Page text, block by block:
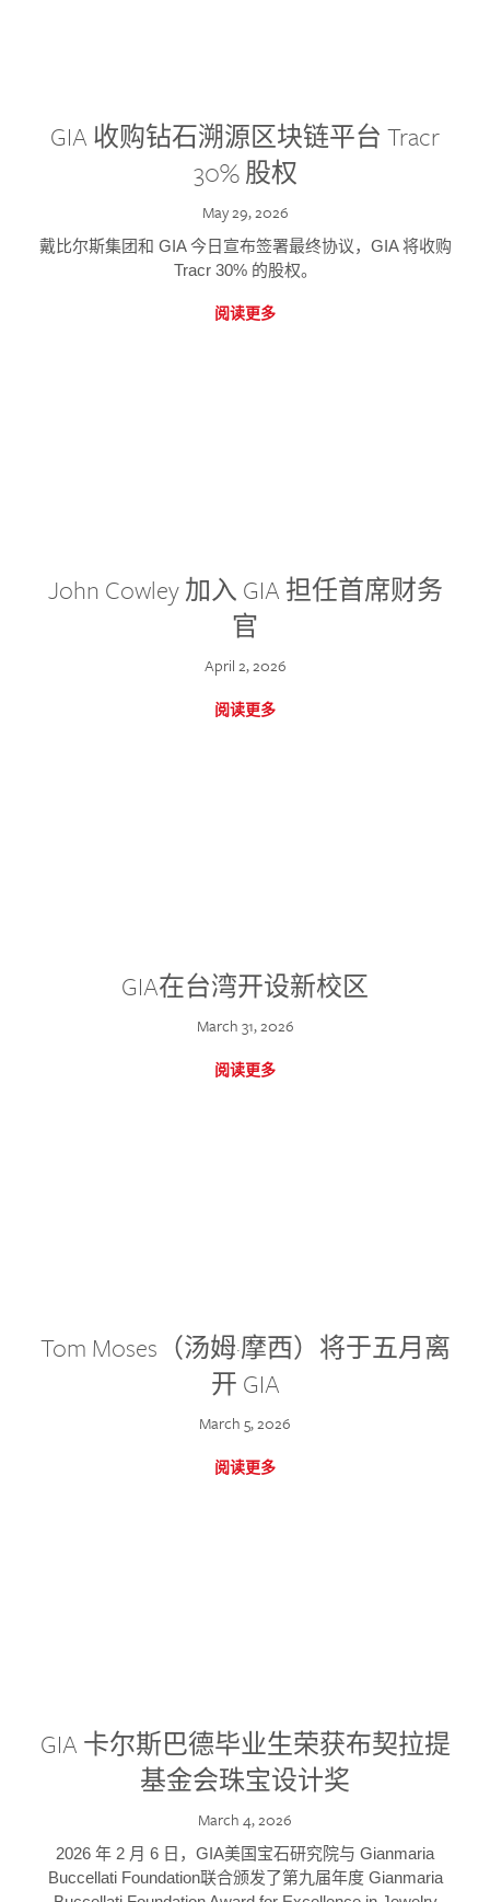
GIA 收购钻石溯源区块链平台 Tracr
30% 股权
May 29, 2026
戴比尔斯集团和 GIA 今日宣布签署最终协议，GIA 将收购
Tracr 30% 的股权。
阅读更多
John Cowley 加入 GIA 担任首席财务
官
April 2, 2026
阅读更多
GIA在台湾开设新校区
March 31, 2026
阅读更多
Tom Moses（汤姆·摩西）将于五月离
开 GIA
March 5, 2026
阅读更多
GIA 卡尔斯巴德毕业生荣获布契拉提
基金会珠宝设计奖
March 4, 2026
2026 年 2 月 6 日，GIA美国宝石研究院与 Gianmaria
Buccellati Foundation联合颁发了第九届年度 Gianmaria